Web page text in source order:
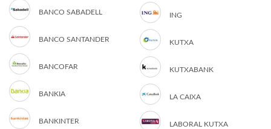
BANCO SABADELL
BANCO SANTANDER
BANCOFAR
BANKIA
BANKINTER
ING
KUTXA
KUTXABANK
LA CAIXA
LABORAL KUTXA